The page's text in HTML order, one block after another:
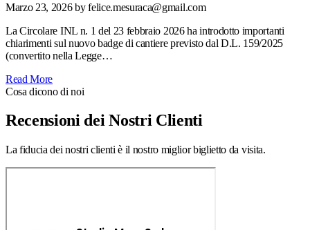
Marzo 23, 2026by felice.mesuraca@gmail.com
La Circolare INL n. 1 del 23 febbraio 2026 ha introdotto importanti
chiarimenti sul nuovo badge di cantiere previsto dal D.L. 159/2025
(convertito nella Legge…
Read More
Cosa dicono di noi
Recensioni dei Nostri Clienti
La fiducia dei nostri clienti è il nostro miglior biglietto da visita.